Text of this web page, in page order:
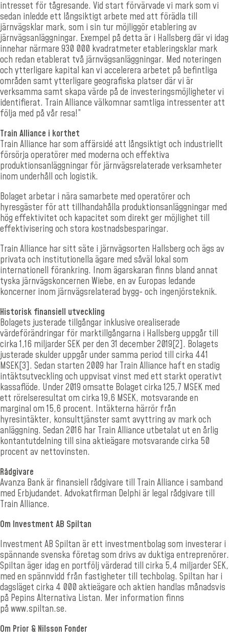
intresset för tågresande. Vid start förvärvade vi mark som vi
sedan inledde ett långsiktigt arbete med att förädla till
järnvägsklar mark, som i sin tur möjliggör etablering av
järnvägsanläggningar. Exempel på detta är i Hallsberg där vi idag
innehar närmare 930 000 kvadratmeter etableringsklar mark
och redan etablerat två järnvägsanläggningar. Med noteringen
och ytterligare kapital kan vi accelerera arbetet på befintliga
områden samt ytterligare geografiska platser där vi är
verksamma samt skapa värde på de investeringsmöjligheter vi
identifierat. Train Alliance välkomnar samtliga intressenter att
följa med på vår resa!”
Train Alliance i korthet
Train Alliance har som affärsidé att långsiktigt och industriellt
försörja operatörer med moderna och effektiva
produktionsanläggningar för järnvägsrelaterade verksamheter
inom underhåll och logistik.
Bolaget arbetar i nära samarbete med operatörer och
hyresgäster för att tillhandahålla produktionsanläggningar med
hög effektivitet och kapacitet som direkt ger möjlighet till
effektivisering och stora kostnadsbesparingar.
Train Alliance har sitt säte i järnvägsorten Hallsberg och ägs av
privata och institutionella ägare med såväl lokal som
internationell förankring. Inom ägarskaran finns bland annat
tyska järnvägskoncernen Wiebe, en av Europas ledande
koncerner inom järnvägsrelaterad bygg- och ingenjörsteknik.
Historisk finansiell utveckling
Bolagets justerade tillgångar inklusive orealiserade
värdeförändringar för marktillgångarna i Hallsberg uppgår till
cirka 1,16 miljarder SEK per den 31 december 2019[2]. Bolagets
justerade skulder uppgår under samma period till cirka 441
MSEK[3]. Sedan starten 2009 har Train Alliance haft en stadig
intäktsutveckling och uppvisat vinst med ett starkt operativt
kassaflöde. Under 2019 omsatte Bolaget cirka 125,7 MSEK med
ett rörelseresultat om cirka 19,6 MSEK, motsvarande en
marginal om 15,6 procent. Intäkterna härrör från
hyresintäkter, konsulttjänster samt avyttring av mark och
anläggning. Sedan 2016 har Train Alliance utbetalat ut en årlig
kontantutdelning till sina aktieägare motsvarande cirka 50
procent av nettovinsten.
Rådgivare
Avanza Bank är finansiell rådgivare till Train Alliance i samband
med Erbjudandet. Advokatfirman Delphi är legal rådgivare till
Train Alliance.
Om Investment AB Spiltan
Investment AB Spiltan är ett investmentbolag som investerar i
spännande svenska företag som drivs av duktiga entreprenörer.
Spiltan äger idag en portfölj värderad till cirka 5,4 miljarder SEK,
med en spännvidd från fastigheter till techbolag. Spiltan har i
dagsläget cirka 4 000 aktieägare och aktien handlas månadsvis
på Pepins Alternativa Listan. Mer information finns
på www.spiltan.se.
Om Prior & Nilsson Fonder